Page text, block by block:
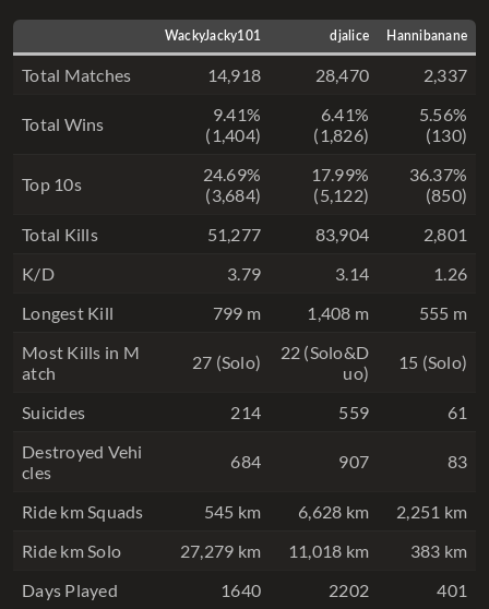
WackyJacky101 djalice Hannibanane
Total Matches 14,918 28,470 2,337
Total Wins
9.41%
(1,404)
6.41%
(1,826)
5.56%
(130)
Top 10s
24.69%
(3,684)
17.99%
(5,122)
36.37%
(850)
Total Kills
51,277 83,904
2,801
K/D
3.79 3.14
1.26
Longest Kill
799 m 1,408 m
555 m
Most Kills in M
atch
27 (Solo)
22 (Solo&D
uo)
15 (Solo)
Suicides 214 559
61
Destroyed Vehi
cles
684 907 83
Ride km Squads 545 km 6,628 km
2,251 km
Ride km Solo
27,279 km 11,018 km
383 km
Days Played
1640 2202 401